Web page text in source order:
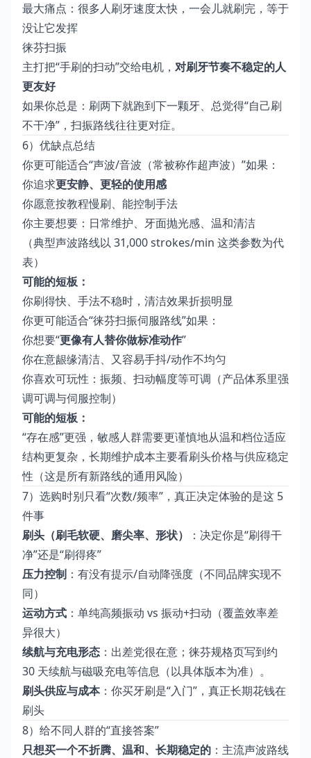
最大痛点：很多人刷牙速度太快，一会儿就刷完，等于
没让它发挥
徕芬扫振
主打把“手刷的扫动”交给电机， 对刷牙节奏不稳定的人
更友好
如果你总是：刷两下就跑到下一颗牙、总觉得“自己刷
不干净”，扫振路线往往更对症。
6）优缺点总结
你更可能适合“声波/音波（常被称作超声波）”如果：
你追求更安静、更轻的使用感
你愿意按教程慢刷、能控制手法
你主要想要：日常维护、牙面抛光感、温和清洁
（典型声波路线以 31,000 strokes/min 这类参数为代
表）
可能的短板：
你刷得快、手法不稳时，清洁效果折损明显
你更可能适合“徕芬扫振伺服路线”如果：
你想要“更像有人替你做标准动作”
你在意龈缘清洁、又容易手抖/动作不均匀
你喜欢可玩性：振频、扫动幅度等可调（产品体系里强
调可调与伺服控制）
可能的短板：
“存在感”更强，敏感人群需要更谨慎地从温和档位适应
结构更复杂，长期维护成本主要看刷头价格与供应稳定
性（这是所有新路线的通用风险）
7）选购时别只看“次数/频率”，真正决定体验的是这 5
件事
刷头（刷毛软硬、磨尖率、形状）
：决定你是“刷得干
净”还是“刷得疼”
压力控制 ：有没有提示/自动降强度（不同品牌实现不
同）
运动方式 ：单纯高频振动 vs 振动+扫动（覆盖效率差
异很大）
续航与充电形态 ：出差党很在意；徕芬规格页写到约
30 天续航与磁吸充电等信息（以具体版本为准）。
刷头供应与成本：你买牙刷是“入门”，真正长期花钱在
刷头
8）给不同人群的“直接答案”
只想买一个不折腾、温和、长期稳定的 ：主流声波路线